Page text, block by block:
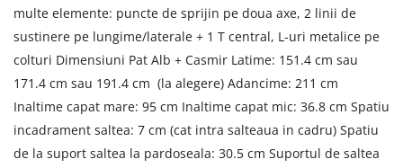
multe elemente: puncte de sprijin pe doua axe, 2 linii de
sustinere pe lungime/laterale + 1 T central, L-uri metalice pe
colturi Dimensiuni Pat Alb + Casmir Latime: 151.4 cm sau
171.4 cm sau 191.4 cm (la alegere) Adancime: 211 cm
Inaltime capat mare: 95 cm Inaltime capat mic: 36.8 cm Spatiu
incadrament saltea: 7 cm (cat intra salteaua in cadru) Spatiu
de la suport saltea la pardoseala: 30.5 cm Suportul de saltea